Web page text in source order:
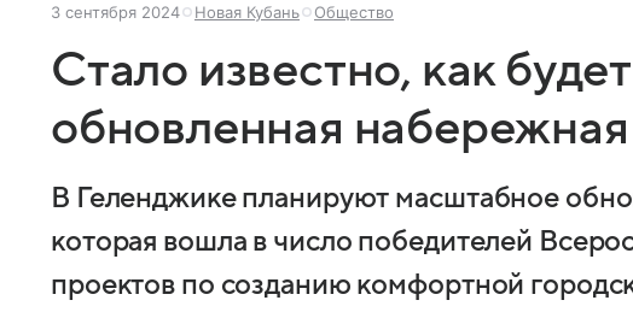
3 сентября 2024 Новая Кубань Общество
Стало известно, как
обновленная
В Геленджике планируют масштабное
которая вошла в число победителей
проектов по созданию комфортной